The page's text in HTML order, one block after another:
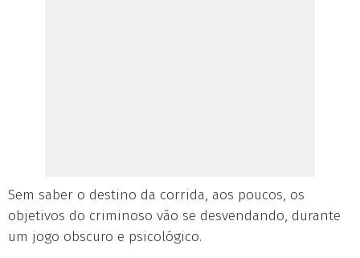
Sem saber o destino da corrida, aos poucos, os
objetivos do criminoso vão se desvendando, durante
um jogo obscuro e psicológico.